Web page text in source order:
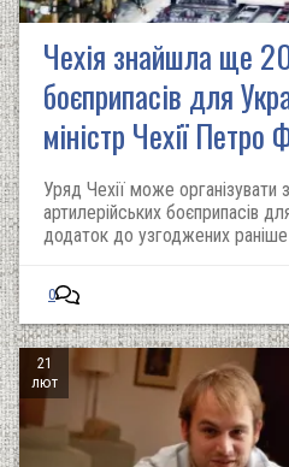
Чехія знайшла ще
боєприпасів для
міністр Чехії Петро
Уряд Чехії може
артилерійських боєприпасів
додаток до узгоджених
0
21
лют